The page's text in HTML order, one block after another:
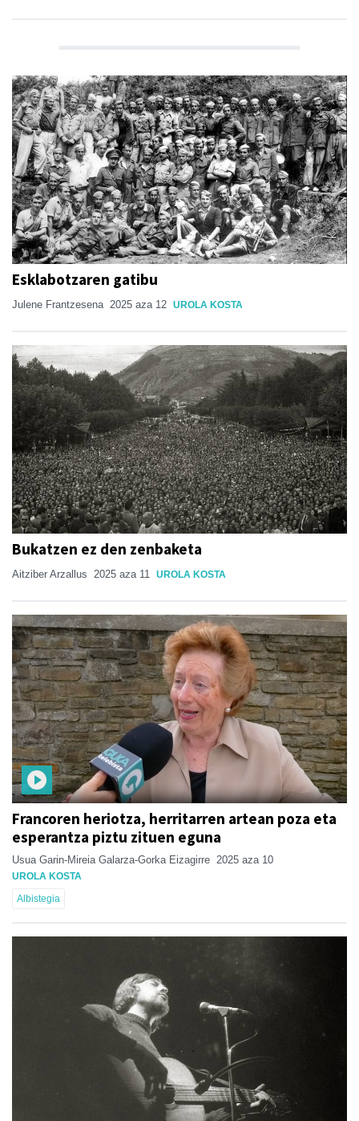
Esklabotzaren gatibu
Julene Frantzesena 2025 aza 12 UROLA KOSTA
Bukatzen ez den zenbaketa
Aitziber Arzallus 2025 aza 11 UROLA KOSTA
Francoren heriotza, herritarren artean poza eta
esperantza piztu zituen eguna
Usua Garin-Mireia Galarza-Gorka Eizagirre 2025 aza 10
UROLA KOSTA
Albistegia